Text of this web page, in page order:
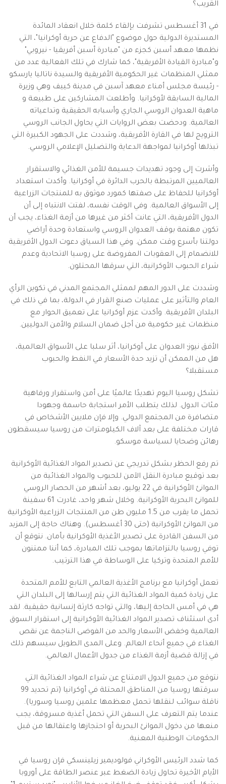
القريب؟
في 31 أغسطس تشرفت بإلقاء كلمة خلال انعقاد المائدة
المستديرة الدولية حول موضوع "الدفاع عن حرية أوكرانيا"، التي
نظمها معهد أسبن كجزء من "مبادرة أسبن أفريقيا - نيروبي"
و"مبادرة القيادة الأفريقية"، كما شارك في تلك الفعالية عدد من
ممثلي المنظمات غير الحكومية الأفريقية والسيدة ناتاليا يارسكو
- رئيسة مجلس أمناء معهد آسبن في مدينة كييف وهي وزيرة
المالية السابقة لأوكرانيا. وأطلعت المشاركين على طبيعة و
ماهية العدوان الروسي الجاري وأسبابه الحقيقية وتداعياته
العالمية. ودحضت بعض الروايات التي يحاول الجانب الروسي
الترويج لها في القارة الأفريقية، وشددت على الجهود الكبيرة التي
تبذلها أوكرانيا لمواجهة الدعاية والتضليل الإعلامي الروسي.
وأشرت إلى وجود تهديدات جسيمة للأمن الغذائي والاستقرار
العالميين المرتبطة بالحرب الدائرة في أوكرانيا. وأكدت استعداد
أوكرانيا للحفاظ على صفتها كمورد موثوق به للمنتجات الزراعية
إلى الأسواق العالمية. وفي الوقت نفسه، لفتت الانتباه إلى أن
الدول الأفريقية، التي عانت أكثر من غيرها من أزمة الغذاء، يجب أن
تكون مهتمة بوقف العدوان الروسي واستعادة وحدة أراضي
دولتنا بأسرع وقت ممكن. وفي هذا السياق دعوت الدول الأفريقية
للانضمام إلى العقوبات المفروضة على روسيا الاتحادية وعدم
شراء الحبوب الأوكرانية، التي سرقها المحتلون.
وشددت على الدور المهم لممثلي المجتمع المدني في تكوين الرأي
العام والتأثير على عمليات صنع القرار في الدولة، بما في ذلك في
البلدان الأفريقية. وأكدت عزم أوكرانيا على تعميق الحوار مع
منظمات غير حكومية من أجل ضمان السلام والأمن الدوليين.
الأفق نيوز؛ العدوان على أوكرانيا، أثر سلبا على الأسواق العالمية،
هل من الممكن أن تزيد حدة الأسعار في النفط والحبوب
مستقبلا؟
تشكل روسيا اليوم تهديدًا عالميًا على أمن واستقرار ورفاهية
مئات الدول. لذلك يتطلب الأمر استجابة حاسمة وجهودا
متضافرة من المجتمع الدولي. وإلا فإن ملايين الأشخاص في
قارات مختلفة على بعد آلاف الكيلومترات من روسيا سيسقطون
رهائن وضحايا لسياسة موسكو.
تم رفع الحظر بشكل تدريجي عن تصدير المواد الغذائية الأوكرانية
بعد توقيع مبادرة النقل الآمن للحبوب والمواد الغذائية من
الموانئ الأوكرانية في 22 يوليو، بعد أشهر من الحصار الروسي
للموانئ البحرية الأوكرانية. وخلال شهر واحد، غادرت 61 سفينة
تحمل ما يقرب من 1.5 مليون طن من المنتجات الزراعية الأوكرانية
من الموانئ الأوكرانية (حتى 30 أغسطس). وهناك حاجة إلى المزيد
من السفن القادرة على تصدير الأغذية الأوكرانية بأمان. نتوقع أن
توفي روسيا بالتزاماتها بموجب تلك المبادرة، كما أننا ممتنون
للأمم المتحدة وتركيا على الوساطة في هذا الترتيب.
تعمل أوكرانيا مع برنامج الأغذية العالمي التابع للأمم المتحدة
على زيادة كمية المواد الغذائية التي يتم إرسالها إلى البلدان التي
هي في أمس الحاجة إليها، والتي تواجه كارثة إنسانية حقيقية. لقد
أدى استئناف تصدير المواد الغذائية الأوكرانية إلى استقرار السوق
العالمية وخفض الأسعار والحد من الفوضى الناجمة عن نقص
الغذاء في جميع أنحاء العالم. وعلى المدى الطويل سيسهم ذلك
في إزالة قضية أزمة الغذاء من جدول الأعمال العالمي.
نتوقع من جميع الدول الامتناع عن شراء المواد الغذائية التي
سرقتها روسيا من المناطق المحتلة في أوكرانيا (تم تحديد 99
ناقلة سوائب لنقلها تحمل معظمها علمين روسيا وسوريا).
عندما يتم التعرف على السفن التي تحمل أغذية مسروقة، يجب
منعها من دخول الموانئ البحرية أو احتجازها واعتقالها من قبل
الحكومات الوطنية المعنية.
كما شدد الرئيس الأوكراني فولوديمير زيلينسكي فإن روسيا في
الأيام الأخيرة تحاول زيادة الضغط عبر عنصر الطاقة على أوروبا